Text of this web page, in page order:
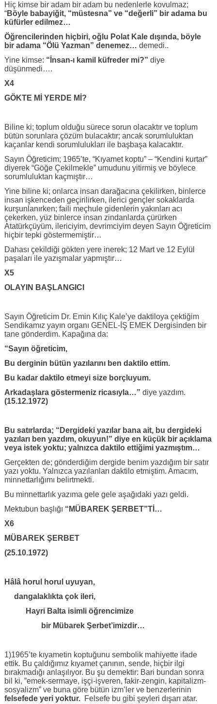
Hiç kimse bir adam bir adam bu nedenlerle kovulmaz;
“Böyle babayiğit, “müstesna” ve “değerli” bir adama bu
küfürler edilmez…
Öğrencilerinden hiçbiri, oğlu Polat Kale dışında, böyle
bir adama “Ölü Yazman” denemez… demedi..
Yine kimse: “İnsan-ı kamil küfreder mi?” diye
düşünmedi….
X4
GÖKTE Mİ YERDE Mİ?
Biline ki; toplum olduğu sürece sorun olacaktır ve toplum
bütün sorunlara çözüm bulacaktır; ancak sorumluluktan
kaçanlar kendi sorumlulukları ile başbaşa kalacaktır.
Sayın Öğreticim; 1965’te, “Kıyamet koptu” – “Kendini kurtar”
diyerek “Göğe Çekilmekle” umudunu yitirmiş ve böylece
sorumluluktan kaçmıştır…
Yine biline ki; onlarca insan darağacına çekilirken, binlerce
insan işkenceden geçirilirken, ilerici gençler sokaklarda
kurşunlanırken; faili meçhule gidenlerin yakınları acı
çekerken, yüz binlerce insan zindanlarda çürürken
Atatürkçüyüm, ilericiyim, devrimciyim deyen Sayın Öğreticim
hiçbir tepki göstermemiştir…
Dahası çekildiği gökten yere inerek; 12 Mart ve 12 Eylül
paşaları ile yazışmalar yapmıştır…
X5
OLAYIN BAŞLANGICI
Sayın Öğreticim Dr. Emin Kılıç Kale’ye daktiloya çektiğim
Sendikamız yayın organı GENEL-İŞ EMEK Dergisinden bir
tane gönderdim. Kapağına da:
“Sayın öğreticim,
Bu derginin bütün yazılarını ben daktilo ettim.
Bu kadar daktilo etmeyi size borçluyum.
Arkadaşlara göstermeniz ricasıyla…” diye yazdım.
(15.12.1972)
Bu satırlarda; “Dergideki yazılar bana ait, bu dergideki
yazıları ben yazdım, okuyun!” diye en küçük bir açıklama
veya istek yoktu; yalnızca daktilo ettiğimi yazmıştım…
Gerçekten de; gönderdiğim dergide benim yazdığım bir satır
yazı yoktu. Yalnızca yazılanları daktilo etmiştim. Amacım,
minnettarlığımı belirtmekti.
Bu minnettarlık yazıma gele gele aşağıdaki yazı geldi.
Mektubun başlığı “MÜBAREK ŞERBET”Tİ…
X6
MÜBAREK ŞERBET
(25.10.1972)
Hâlâ horul horul uyuyan,
dangalaklıkta çok ileri,
Hayri Balta isimli öğrencimize
bir Mübarek Şerbet’imizdir…
1)1965’te kıyametin koptuğunu sembolik mahiyette ifade
ettik. Bu çaldığımız kıyamet çanının, sende, hiçbir ilgi
bırakmadığı anlaşılıyor. Bu şu demektir: Bari bundan sonra
bil ki, ”emek-sermaye, işçi-işveren, fakir-zengin, kapitalizm-
sosyalizm” ve buna göre bütün izm’ler ve benzerlerinin
felsefede yeri yoktur. Felsefe bu gibi şeyleri dışarı atar.